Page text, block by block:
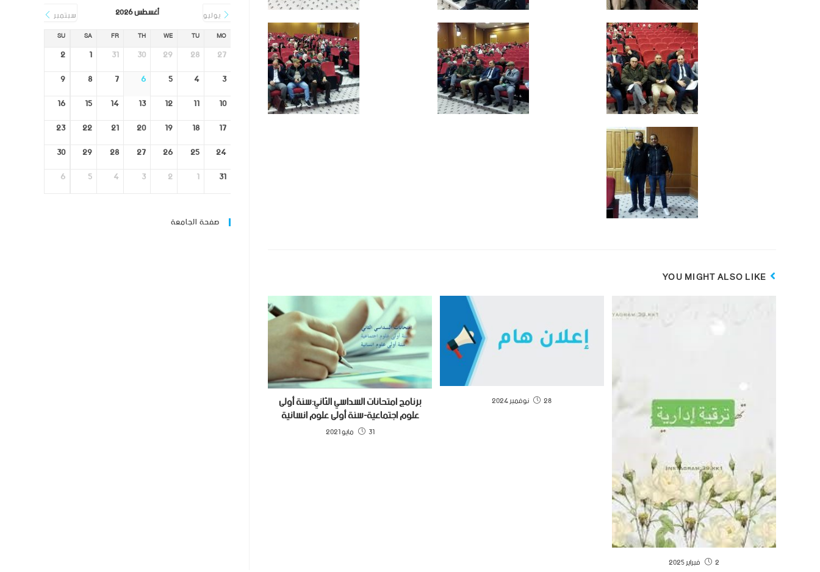
YOU MIGHT ALSO LIKE
برنامج امتحانات السداسي الثاني:سنة أولى
علوم اجتماعية-سنة أولى علوم انسانية
31 مايو 2021
28 نوفمبر 2024
2 فبراير 2025
يوليو أغسطس 2026 سبتمبر
MO
TU
WE
TH
FR
SA
SU
27
28
29
30
31
1
2
3
4
5
6
7
8
9
10
11
12
13
14
15
16
17
18
19
20
21
22
23
24
25
26
27
28
29
30
31
1
2
3
4
5
6
صفحة الجامعة